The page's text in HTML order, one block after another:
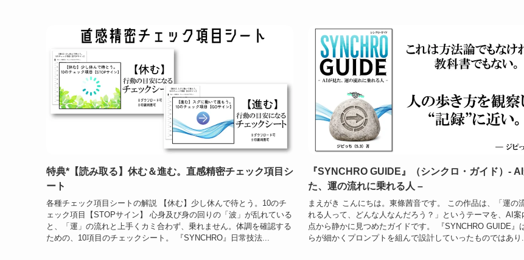
特典*【読み取る】休む＆進む。直感精密チェック項目シ
ート
各種チェック項目シートの解説 【休む】少し休んで待とう。10のチ
ェック項目【STOPサイン】 心身及び身の回りの「波」が乱れている
と、「運」の流れと上手くカミ合わず、乗れません。体調を確認する
ための、10項目のチェックシート。 『SYNCHRO』日常技法...
『SYNCHRO GUIDE』（シンクロ・ガイド）-
た、運の流れに乗れる人 –
まえがき こんにちは。東條茜音です。 この作品は、「運の
れる人って、どんな人なんだろう？」というテーマを、AI案
点から静かに見つめたガイドです。 『SYNCHRO GUIDE』
らが細かくプロンプトを組んで設計していったものではあり